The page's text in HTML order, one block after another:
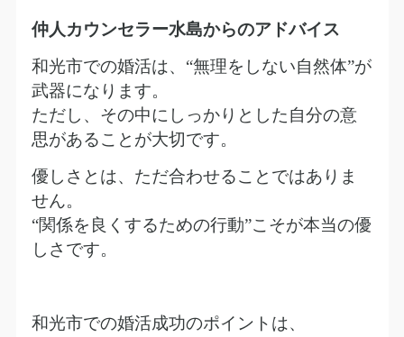
仲人カウンセラー水島からのアドバイス
和光市での婚活は、 “無理をしない自然体”が
武器になります。
ただし、その中にしっかりとした自分の意
思があることが大切です。
優しさとは、ただ合わせることではありま
せん。
“関係を良くするための行動”こそが本当の優
しさです。
和光市での婚活成功のポイントは、